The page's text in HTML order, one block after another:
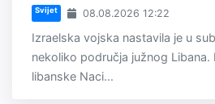
Svijet 08.08.2026 12:22
Izraelska vojska nastavila je u
nekoliko područja južnog Libana.
libanske Naci...